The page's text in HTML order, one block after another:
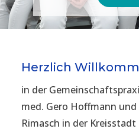
Herzlich
in der
med. Gero Hoffmann
Rimasch in der